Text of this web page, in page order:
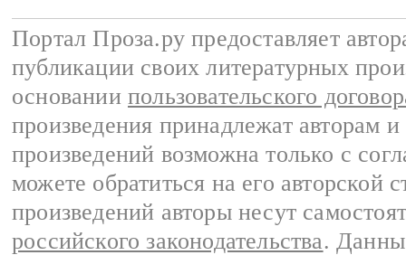
Портал Проза.ру предоставляет
публикации своих литературных
основании пользовательского
произведения принадлежат авторам
произведений возможна только с
можете обратиться на его авторской
произведений авторы несут
российского законодательства.